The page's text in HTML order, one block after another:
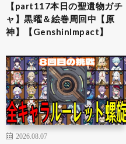
【part117本日の聖遺物ガチ
ャ】黒曜＆絵巻周回中【原
神】【GenshinImpact】
2026.08.07